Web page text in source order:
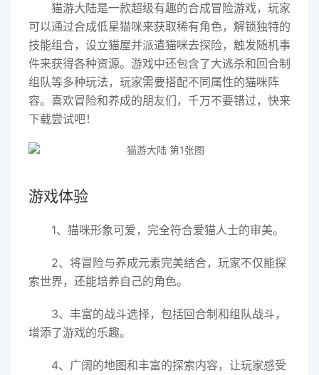
猫游大陆是一款超级有趣的合成冒险游戏，玩家
可以通过合成低星猫咪来获取稀有角色，解锁独特的
技能组合，设立猫屋并派遣猫咪去探险，触发随机事
件来获得各种资源。游戏中还包含了大逃杀和回合制
组队等多种玩法，玩家需要搭配不同属性的猫咪阵
容。喜欢冒险和养成的朋友们，千万不要错过，快来
下载尝试吧！
游戏体验
1、猫咪形象可爱，完全符合爱猫人士的审美。
2、将冒险与养成元素完美结合，玩家不仅能探
索世界，还能培养自己的角色。
3、丰富的战斗选择，包括回合制和组队战斗，
增添了游戏的乐趣。
4、广阔的地图和丰富的探索内容，让玩家感受